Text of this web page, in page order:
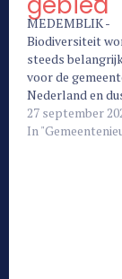
MEDEMBLIK -
Biodiversiteit
steeds
voor de
Nederland en
voor de
Medemblik.
27 september
In